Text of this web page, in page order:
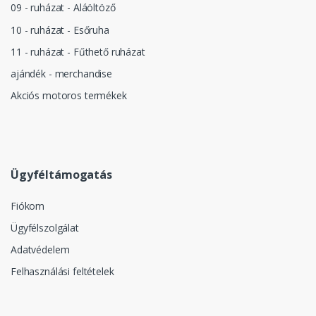
09 - ruházat - Aláöltöző
10 - ruházat - Esőruha
11 - ruházat - Fűthető ruházat
ajándék - merchandise
Akciós motoros termékek
Ügyféltámogatás
Fiókom
Ügyfélszolgálat
Adatvédelem
Felhasználási feltételek